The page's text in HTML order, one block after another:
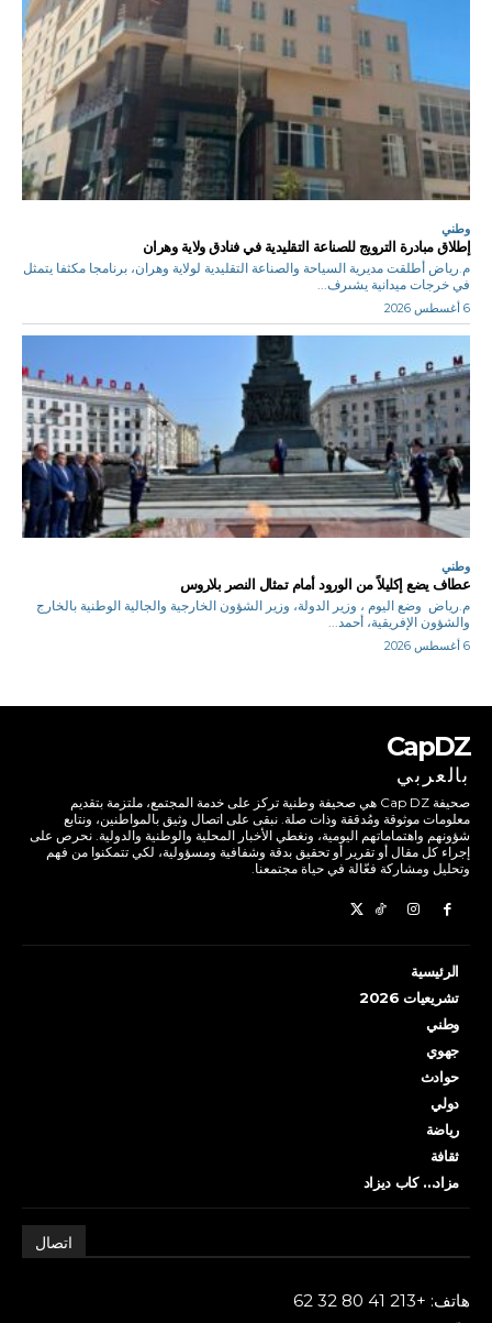
وطني
إطلاق مبادرة الترويج للصناعة التقليدية في فنادق ولاية وهران
م.رياض أطلقت مديرية السياحة والصناعة التقليدية لولاية وهران، برنامجا مكثفا يتمثل
في خرجات ميدانية يشىرف...
6 أغسطس 2026
وطني
عطاف يضع إكليلاً من الورود أمام تمثال النصر بلاروس
م.رياض وضع اليوم ، وزير الدولة، وزير الشؤون الخارجية والجالية الوطنية بالخارج
والشؤون الإفريقية، أحمد...
6 أغسطس 2026
CapDZ
بالعربي
صحيفة Cap DZ هي صحيفة وطنية تركز على خدمة المجتمع، ملتزمة بتقديم
معلومات موثوقة ومُدققة وذات صلة. نبقى على اتصال وثيق بالمواطنين، ونتابع
شؤونهم واهتماماتهم اليومية، ونغطي الأخبار المحلية والوطنية والدولية. نحرص على
إجراء كل مقال أو تقرير أو تحقيق بدقة وشفافية ومسؤولية، لكي تتمكنوا من فهم
وتحليل ومشاركة فعّالة في حياة مجتمعنا.
الرئيسية
تشريعيات 2026
وطني
جهوي
حوادث
دولي
رياضة
ثقافة
مزاد… كاب ديزاد
اتصال
هاتف: +213 41 80 32 62